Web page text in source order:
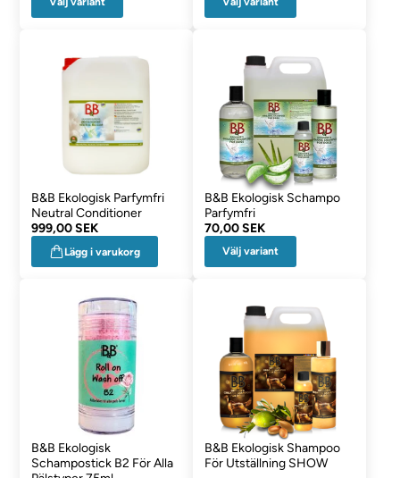
B&B Ekologisk Parfymfri
Neutral Conditioner
999,00 SEK
Lägg i varukorg
B&B Ekologisk Schampo
Parfymfri
70,00 SEK
Välj variant
B&B Ekologisk
Schampostick B2 För Alla
B&B Ekologisk Shampoo
För Utställning SHOW